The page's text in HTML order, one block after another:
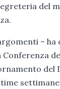
del
– ha
del